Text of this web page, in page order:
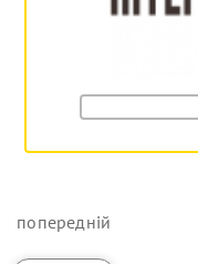
попередній